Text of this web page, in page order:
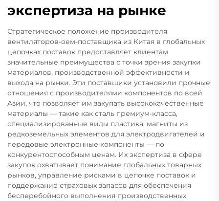
экспертиза на рынке
Стратегическое положение производителя
вентиляторов-оем-поставщика из Китая в глобальных
цепочках поставок предоставляет клиентам
значительные преимущества с точки зрения закупки
материалов, производственной эффективности и
выхода на рынки. Эти поставщики установили прочные
отношения с производителями компонентов по всей
Азии, что позволяет им закупать высококачественные
материалы — такие как сталь премиум-класса,
специализированные виды пластика, магниты из
редкоземельных элементов для электродвигателей и
передовые электронные компоненты — по
конкурентоспособным ценам. Их экспертиза в сфере
закупок охватывает понимание глобальных товарных
рынков, управление рисками в цепочке поставок и
поддержание страховых запасов для обеспечения
бесперебойного выполнения производственных